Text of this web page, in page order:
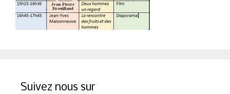
Suivez nous sur